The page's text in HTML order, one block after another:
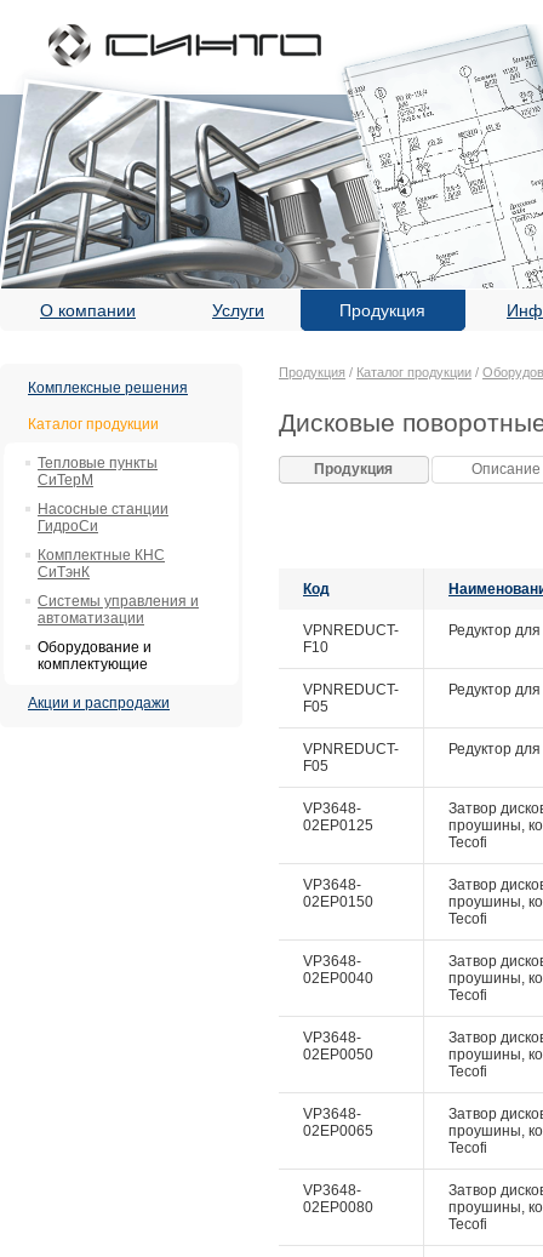
О компании Услуги Продукция
Комплексные решения
Каталог продукции
Тепловые пункты
СиТерМ
Насосные станции
ГидроСи
Комплектные КНС
СиТэнК
Системы управления и
автоматизации
Оборудование и
комплектующие
Акции и распродажи
Продукция / Каталог продукции /
Дисковые
Продукция Описание
Код
VPNREDUCT-
F10
Редуктор
VPNREDUCT-
F05
Редуктор
VPNREDUCT-
F05
Редуктор
VP3648-
02EP0125
Затвор
проушины,
Tecofi
VP3648-
02EP0150
Затвор
проушины,
Tecofi
VP3648-
02EP0040
Затвор
проушины,
Tecofi
VP3648-
02EP0050
Затвор
проушины,
Tecofi
VP3648-
02EP0065
Затвор
проушины,
Tecofi
VP3648-
02EP0080
Затвор
проушины,
Tecofi